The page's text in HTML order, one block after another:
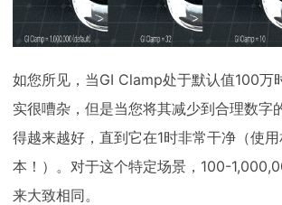
如您所见，当GI Clamp处于默认值100万
实很嘈杂，但是当您将其减少到合理数字
得越来越好，直到它在1时非常干净（使
本！）。对于这个特定场景，100-
来大致相同。